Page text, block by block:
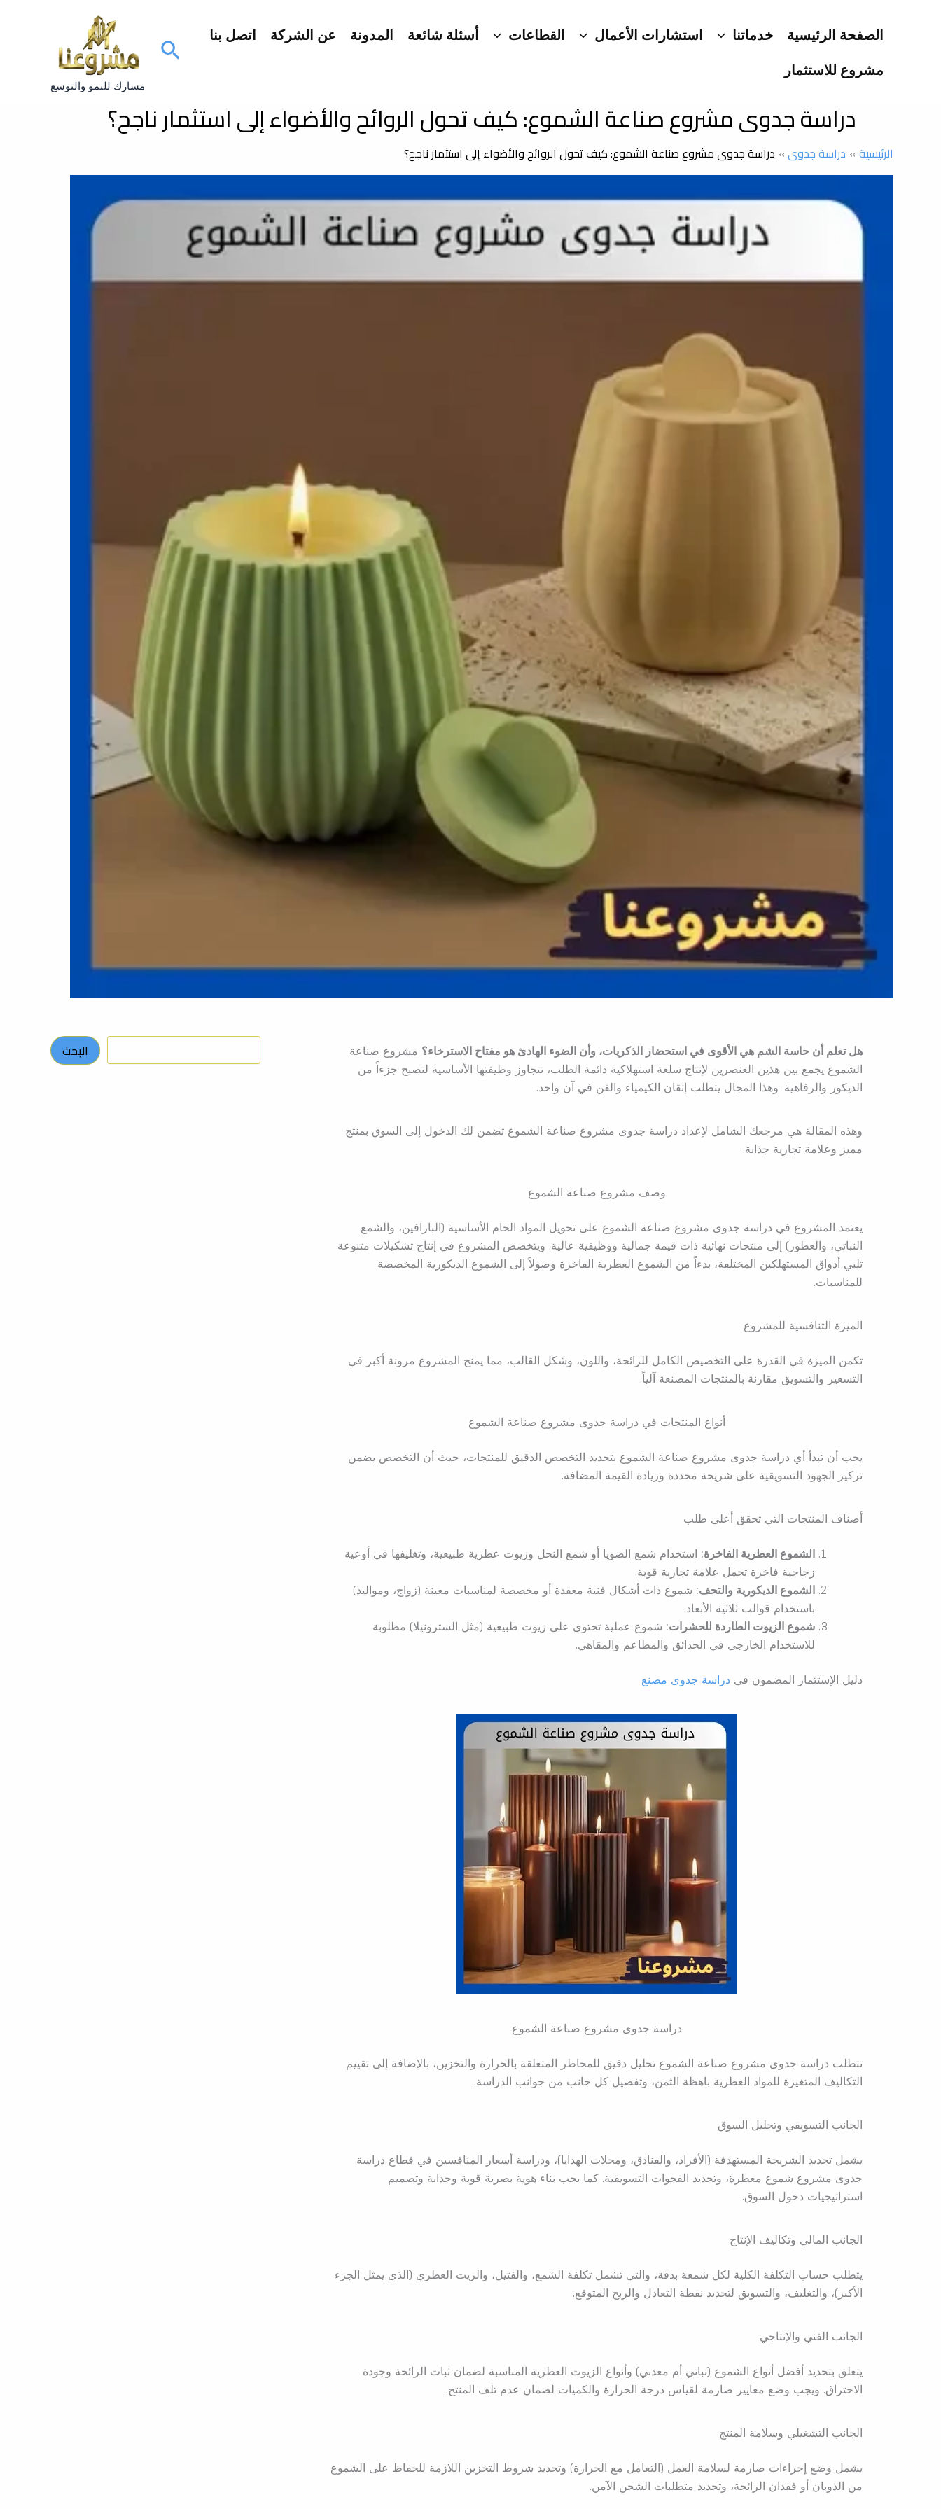
الصفحة الرئيسية خدماتنا استشارات الأعمال القطاعات أسئلة شائعة المدونة عن الشركة
اتصل بنا
مشروع للاستثمار
البحث
مسارك للنمو والتوسع
دراسة جدوى مشروع صناعة الشموع: كيف تحول الروائح والأضواء إلى استثمار ناجح؟
الرئيسية دراسة جدوى دراسة جدوى مشروع صناعة الشموع: كيف تحول الروائح والأضواء إلى استثمار ناجح؟
هل تعلم أن حاسة الشم هي الأقوى في استحضار الذكريات، وأن الضوء الهادئ هو مفتاح الاسترخاء؟ مشروع صناعة
الشموع يجمع بين هذين العنصرين لإنتاج سلعة استهلاكية دائمة الطلب، تتجاوز وظيفتها الأساسية لتصبح جزءاً من
الديكور والرفاهية. وهذا المجال يتطلب إتقان الكيمياء والفن في آن واحد.
وهذه المقالة هي مرجعك الشامل لإعداد دراسة جدوى مشروع صناعة الشموع تضمن لك الدخول إلى السوق بمنتج
مميز وعلامة تجارية جذابة.
وصف مشروع صناعة الشموع
يعتمد المشروع في دراسة جدوى مشروع صناعة الشموع على تحويل المواد الخام الأساسية (البارافين، والشمع
النباتي، والعطور) إلى منتجات نهائية ذات قيمة جمالية ووظيفية عالية. ويتخصص المشروع في إنتاج تشكيلات متنوعة
تلبي أذواق المستهلكين المختلفة، بدءاً من الشموع العطرية الفاخرة وصولاً إلى الشموع الديكورية المخصصة
للمناسبات.
الميزة التنافسية للمشروع
تكمن الميزة في القدرة على التخصيص الكامل للرائحة، واللون، وشكل القالب، مما يمنح المشروع مرونة أكبر في
التسعير والتسويق مقارنة بالمنتجات المصنعة آلياً.
أنواع المنتجات في دراسة جدوى مشروع صناعة الشموع
يجب أن تبدأ أي دراسة جدوى مشروع صناعة الشموع بتحديد التخصص الدقيق للمنتجات، حيث أن التخصص يضمن
تركيز الجهود التسويقية على شريحة محددة وزيادة القيمة المضافة.
أصناف المنتجات التي تحقق أعلى طلب
الشموع العطرية الفاخرة: استخدام شمع الصويا أو شمع النحل وزيوت عطرية طبيعية، وتغليفها في أوعية
زجاجية فاخرة تحمل علامة تجارية قوية.
الشموع الديكورية والتحف: شموع ذات أشكال فنية معقدة أو مخصصة لمناسبات معينة (زواج، ومواليد)
باستخدام قوالب ثلاثية الأبعاد.
شموع الزيوت الطاردة للحشرات: شموع عملية تحتوي على زيوت طبيعية (مثل السترونيلا) مطلوبة
للاستخدام الخارجي في الحدائق والمطاعم والمقاهي.
دليل الإستثمار المضمون في دراسة جدوى مصنع
دراسة جدوى مشروع صناعة الشموع
تتطلب دراسة جدوى مشروع صناعة الشموع تحليل دقيق للمخاطر المتعلقة بالحرارة والتخزين، بالإضافة إلى تقييم
التكاليف المتغيرة للمواد العطرية باهظة الثمن، وتفصيل كل جانب من جوانب الدراسة.
الجانب التسويقي وتحليل السوق
يشمل تحديد الشريحة المستهدفة (الأفراد، والفنادق، ومحلات الهدايا)، ودراسة أسعار المنافسين في قطاع دراسة
جدوى مشروع شموع معطرة، وتحديد الفجوات التسويقية. كما يجب بناء هوية بصرية قوية وجذابة وتصميم
استراتيجيات دخول السوق.
الجانب المالي وتكاليف الإنتاج
يتطلب حساب التكلفة الكلية لكل شمعة بدقة، والتي تشمل تكلفة الشمع، والفتيل، والزيت العطري (الذي يمثل الجزء
الأكبر)، والتغليف، والتسويق لتحديد نقطة التعادل والربح المتوقع.
الجانب الفني والإنتاجي
يتعلق بتحديد أفضل أنواع الشموع (نباتي أم معدني) وأنواع الزيوت العطرية المناسبة لضمان ثبات الرائحة وجودة
الاحتراق. ويجب وضع معايير صارمة لقياس درجة الحرارة والكميات لضمان عدم تلف المنتج.
الجانب التشغيلي وسلامة المنتج
يشمل وضع إجراءات صارمة لسلامة العمل (التعامل مع الحرارة) وتحديد شروط التخزين اللازمة للحفاظ على الشموع
من الذوبان أو فقدان الرائحة، وتحديد متطلبات الشحن الآمن.
البحث